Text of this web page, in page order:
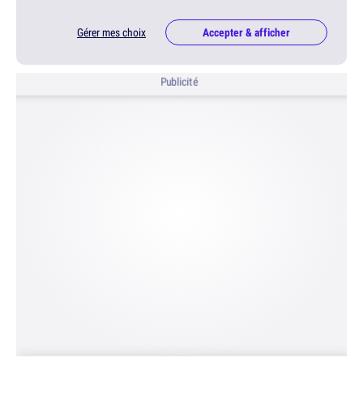
Gérer mes choix Accepter & afficher
Publicité